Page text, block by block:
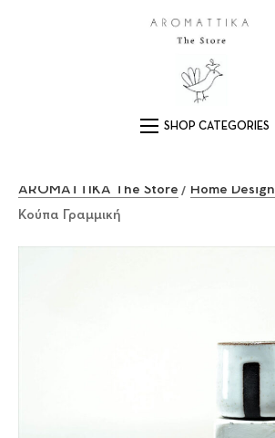
Logo
Main Navigation
AROMATTIKA The Store / Home Design
Κούπα Γραμμική